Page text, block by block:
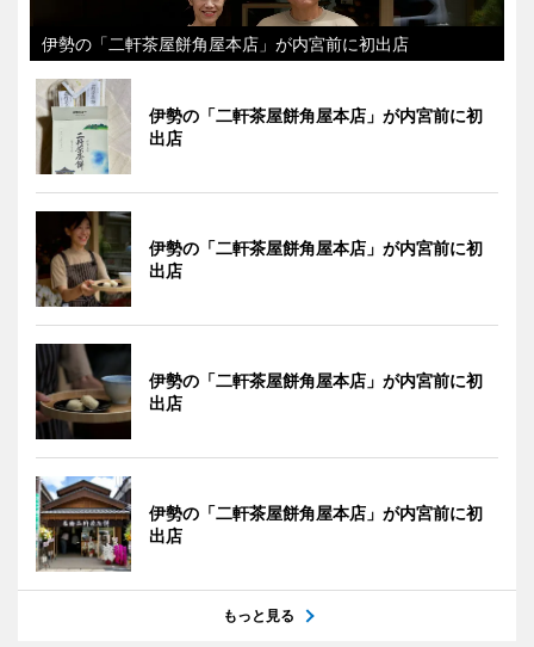
伊勢の「二軒茶屋餅角屋本店」が内宮前に初出店
伊勢の「二軒茶屋餅角屋本店」が内宮前に初
出店
伊勢の「二軒茶屋餅角屋本店」が内宮前に初
出店
伊勢の「二軒茶屋餅角屋本店」が内宮前に初
出店
伊勢の「二軒茶屋餅角屋本店」が内宮前に初
出店
もっと見る